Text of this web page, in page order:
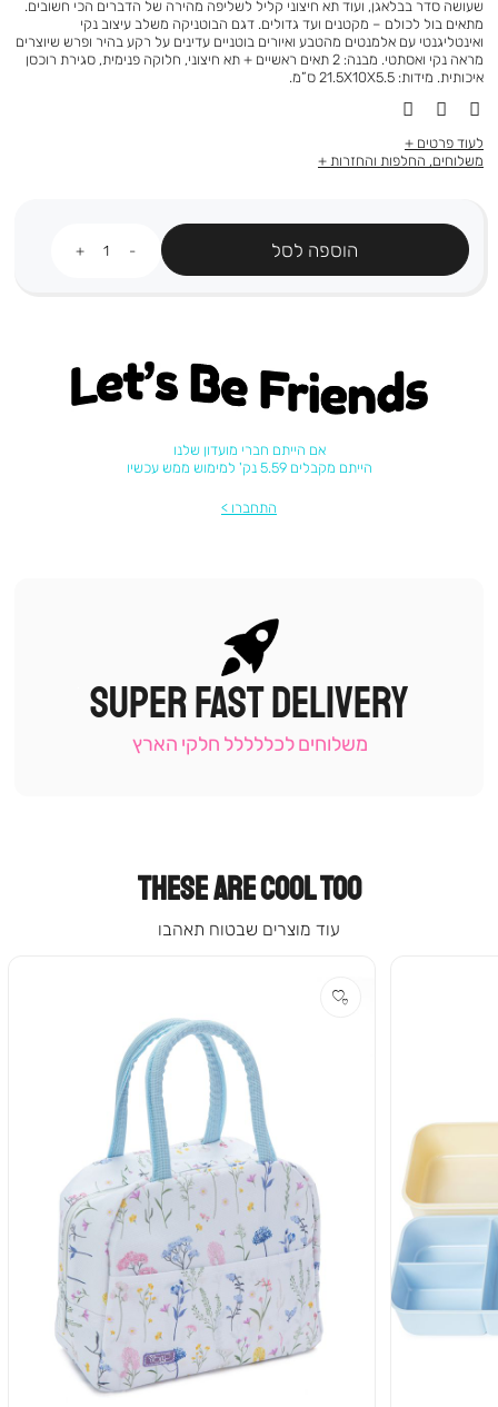
שעושה סדר בבלאגן, ועוד תא חיצוני קליל לשליפה מהירה של הדברים הכי חשובים.
מתאים בול לכולם – מקטנים ועד גדולים. דגם הבוטניקה משלב עיצוב נקי
ואינטליגנטי עם אלמנטים מהטבע ואיורים בוטניים עדינים על רקע בהיר ופרש שיוצרים
מראה נקי ואסתטי. מבנה: 2 תאים ראשיים + תא חיצוני, חלוקה פנימית, סגירת רוכסן
איכותית. מידות: 21.5X10X5.5 ס”מ.
לעוד פרטים
משלוחים, החלפות והחזרות
הוספה לסל
Let's be friends
אם הייתם חברי מועדון שלנו
הייתם מקבלים 5.59 נק' למימוש ממש עכשיו
התחברו
|
תומכי
-
SUPER FAST DELIVERY
משלוחים לכללללל חלקי הארץ
THESE ARE COOL TOO
עוד מוצרים שבטוח תאהבו